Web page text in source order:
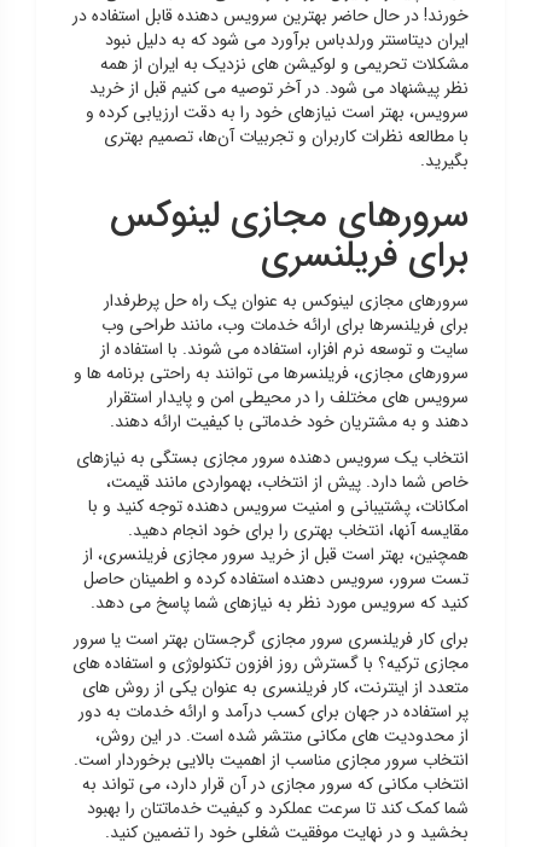
خورند! در حال حاضر بهترین سرویس دهنده قابل استفاده در
ایران دیتاسنتر ورلدباس برآورد می شود که به دلیل نبود
مشکلات تحریمی و لوکیشن های نزدیک به ایران از همه
نظر پیشنهاد می شود. در آخر توصیه می کنیم قبل از خرید
سرویس، بهتر است نیازهای خود را به دقت ارزیابی کرده و
با مطالعه نظرات کاربران و تجربیات آن‌ها، تصمیم بهتری
بگیرید.
سرورهای مجازی لینوکس
برای فریلنسری
سرورهای مجازی لینوکس به عنوان یک راه حل پرطرفدار
برای فریلنسرها برای ارائه خدمات وب، مانند طراحی وب
سایت و توسعه نرم افزار، استفاده می شوند. با استفاده از
سرورهای مجازی، فریلنسرها می توانند به راحتی برنامه ها و
سرویس های مختلف را در محیطی امن و پایدار استقرار
دهند و به مشتریان خود خدماتی با کیفیت ارائه دهند.
انتخاب یک سرویس دهنده سرور مجازی بستگی به نیازهای
خاص شما دارد. پیش از انتخاب، بهمواردی مانند قیمت،
امکانات، پشتیبانی و امنیت سرویس دهنده توجه کنید و با
مقایسه آنها، انتخاب بهتری را برای خود انجام دهید.
همچنین، بهتر است قبل از خرید سرور مجازی فریلنسری، از
تست سرور، سرویس دهنده استفاده کرده و اطمینان حاصل
کنید که سرویس مورد نظر به نیازهای شما پاسخ می دهد.
برای کار فریلنسری سرور مجازی گرجستان بهتر است یا سرور
مجازی ترکیه؟ با گسترش روز افزون تکنولوژی و استفاده های
متعدد از اینترنت، کار فریلنسری به عنوان یکی از روش های
پر استفاده در جهان برای کسب درآمد و ارائه خدمات به دور
از محدودیت های مکانی منتشر شده است. در این روش،
انتخاب سرور مجازی مناسب از اهمیت بالایی برخوردار است.
انتخاب مکانی که سرور مجازی در آن قرار دارد، می تواند به
شما کمک کند تا سرعت عملکرد و کیفیت خدماتتان را بهبود
بخشید و در نهایت موفقیت شغلی خود را تضمین کنید.